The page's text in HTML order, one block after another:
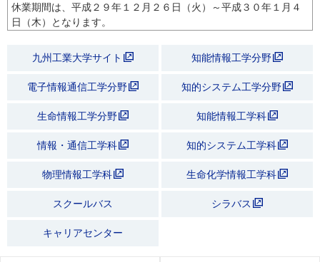
休業期間は、平成２９年１２月２６日（火）～平成３０年１月４
日（木）となります。
九州工業大学サイト 知能情報工学分野
電子情報通信工学分野 知的システム工学分野
生命情報工学分野 知能情報工学科
情報・通信工学科 知的システム工学科
物理情報工学科 生命化学情報工学科
スクールバス シラバス
キャリアセンター